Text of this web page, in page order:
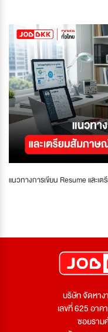
แนวทางการเขียน Resume และ
บริษัท จัดหาง
เลขที่ 625 อา
ซอยราม